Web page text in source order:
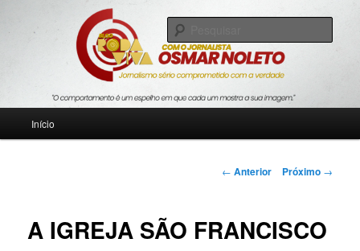
Blog Roda Viva
Jornalismo sério comprometido com a verdade
Início
Navegação
← Anterior Próximo →
A IGREJA SÃO FRANCISCO